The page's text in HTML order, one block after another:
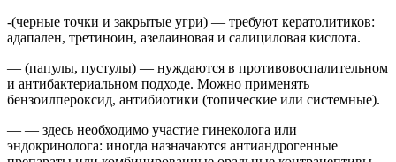
-(черные точки и закрытые угри) — требуют кератолитиков:
адапален, третиноин, азелаиновая и салициловая кислота.
— (папулы, пустулы) — нуждаются в противовоспалительном
и антибактериальном подходе. Можно применять
бензоилпероксид, антибиотики (топические или системные).
— — здесь необходимо участие гинеколога или
эндокринолога: иногда назначаются антиандрогенные